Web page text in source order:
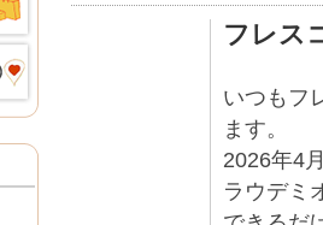
フレス
いつもフ
ます。
2026年4
ラウデミ